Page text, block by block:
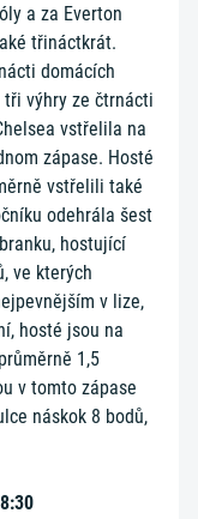
a za Everton
třináctkrát.
domácích
tři výhry ze čtrnácti
vstřelila na
zápase. Hosté
vstřelili také
odehrála šest
hostující
ve kterých
v lize,
hosté jsou na
1,5
v tomto zápase
náskok 8 bodů,